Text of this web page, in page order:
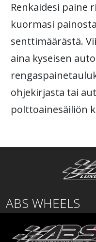
Renkaidesi paine
kuormasi
senttimäärästä.
aina kyseisen
ohjekirjasta tai
polttoainesäiliön
ABS WHEELS
01530 Vantaa